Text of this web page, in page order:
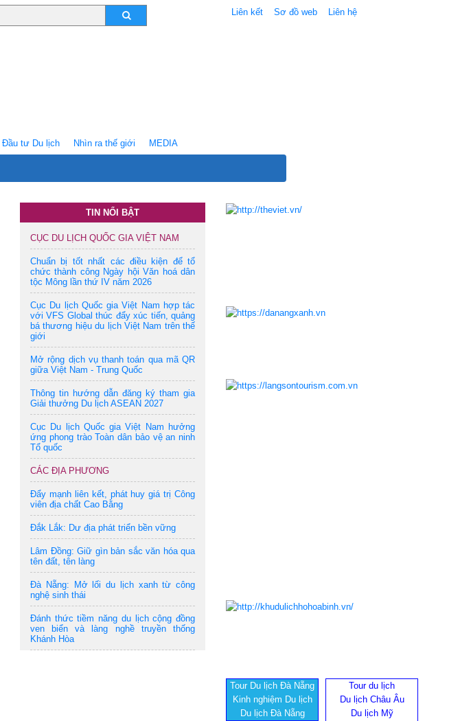
Liên kết Sơ đồ web Liên hệ
Ðầu tư Du lịch Nhìn ra thế giới MEDIA
TIN NỔI BẬT
CỤC DU LỊCH QUỐC GIA VIỆT NAM
Chuẩn bị tốt nhất các điều kiện để tổ
chức thành công Ngày hội Văn hoá dân
tộc Mông lần thứ IV năm 2026
Cục Du lịch Quốc gia Việt Nam hợp tác
với VFS Global thúc đẩy xúc tiến, quảng
bá thương hiệu du lịch Việt Nam trên thế
giới
Mở rộng dịch vụ thanh toán qua mã QR
giữa Việt Nam - Trung Quốc
Thông tin hướng dẫn đăng ký tham gia
Giải thưởng Du lịch ASEAN 2027
Cục Du lịch Quốc gia Việt Nam hưởng
ứng phong trào Toàn dân bảo vệ an ninh
Tổ quốc
CÁC ĐỊA PHƯƠNG
Đẩy mạnh liên kết, phát huy giá trị Công
viên địa chất Cao Bằng
Đắk Lắk: Dư địa phát triển bền vững
Lâm Đồng: Giữ gìn bản sắc văn hóa qua
tên đất, tên làng
Đà Nẵng: Mở lối du lịch xanh từ công
nghệ sinh thái
Đánh thức tiềm năng du lịch cộng đồng
ven biển và làng nghề truyền thống
Khánh Hòa
Tour Du lịch Đà Nẵng
Kinh nghiệm Du lịch
Du lịch Đà Nẵng
Tour du lịch
Du lịch Châu Âu
Du lịch Mỹ